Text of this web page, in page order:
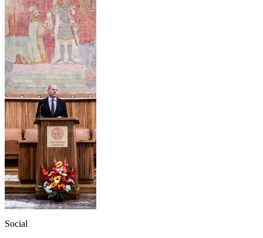
Social